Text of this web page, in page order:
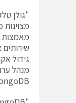
מצוינות
שירותים
גידול